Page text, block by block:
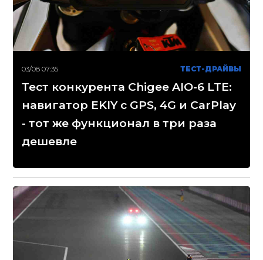
03/08 07:35 ТЕСТ-ДРАЙВЫ
Тест конкурента Chigee AIO-6 LTE:
навигатор EKIY с GPS, 4G и CarPlay
- тот же функционал в три раза
дешевле